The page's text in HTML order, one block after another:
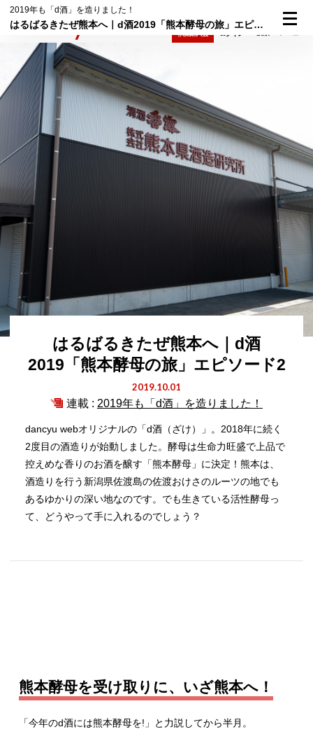
2019年も「d酒」を造りました！
はるばるきたぜ熊本へ｜d酒2019「熊本酵母の旅」エピソード2
はるばるきたぜ熊本へ｜d酒
2019「熊本酵母の旅」エピソード2
2019.10.01
連載 : 2019年も「d酒」を造りました！
dancyu webオリジナルの「d酒（ざけ）」。2018年に続く
2度目の酒造りが始動しました。酵母は生命力旺盛で上品で
控えめな香りのお酒を醸す「熊本酵母」に決定！熊本は、
酒造りを行う新潟県佐渡島の佐渡おけさのルーツの地でも
あるゆかりの深い地なのです。でも生きている活性酵母っ
て、どうやって手に入れるのでしょう？
熊本酵母を受け取りに、いざ熊本へ！
「今年のd酒には熊本酵母を!」と力説してから半月。